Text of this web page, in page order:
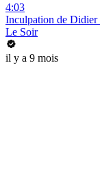
4:03
Inculpation de Didier
Le Soir
il y a 9 mois